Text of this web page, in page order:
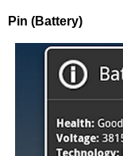
Pin (Battery)